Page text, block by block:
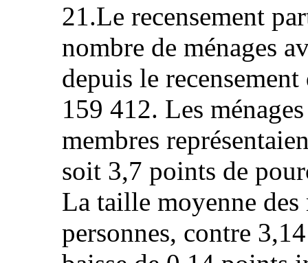
21.Le recensement
nombre de ménages
depuis le
159 412. Les
membres
soit 3,7 points de
La taille moyenne des
personnes, contre